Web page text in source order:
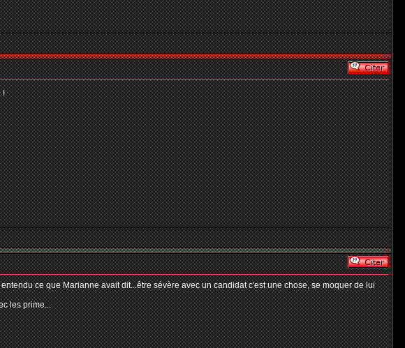
!
ce que Marianne avait dit...être sévère avec un candidat c'est une chose, se moquer de lui
les prime...